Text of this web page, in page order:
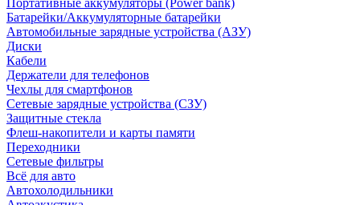
Портативные аккумуляторы (Power bank)
Батарейки/Аккумуляторные батарейки
Автомобильные зарядные устройства (АЗУ)
Диски
Кабели
Держатели для телефонов
Чехлы для смартфонов
Сетевые зарядные устройства (СЗУ)
Защитные стекла
Флеш-накопители и карты памяти
Переходники
Сетевые фильтры
Всё для авто
Автохолодильники